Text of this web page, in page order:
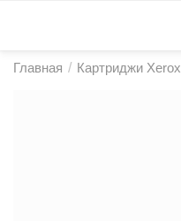
Главная / Картриджи Xerox